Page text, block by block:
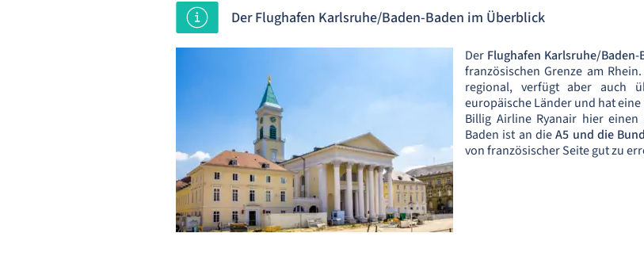
Der Flughafen Karlsruhe/Baden-Baden im Überblick
Der Flughafen Karlsruhe/Baden-
französischen Grenze am
regional, verfügt aber auch
europäische Länder und hat
Billig Airline Ryanair hier
Baden ist an dieA5 und die
von französischer Seite gut zu